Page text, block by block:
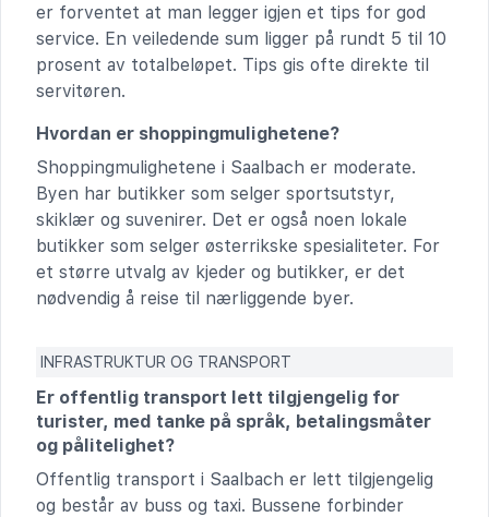
er forventet at man legger igjen et tips for god
service. En veiledende sum ligger på rundt 5 til 10
prosent av totalbeløpet. Tips gis ofte direkte til
servitøren.
Hvordan er shoppingmulighetene?
Shoppingmulighetene i Saalbach er moderate.
Byen har butikker som selger sportsutstyr,
skiklær og suvenirer. Det er også noen lokale
butikker som selger østerrikske spesialiteter. For
et større utvalg av kjeder og butikker, er det
nødvendig å reise til nærliggende byer.
INFRASTRUKTUR OG TRANSPORT
Er offentlig transport lett tilgjengelig for
turister, med tanke på språk, betalingsmåter
og pålitelighet?
Offentlig transport i Saalbach er lett tilgjengelig
og består av buss og taxi. Bussene forbinder